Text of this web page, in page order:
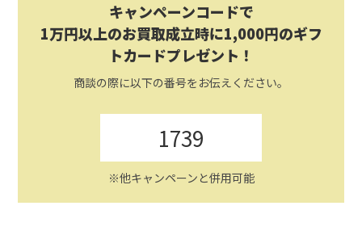
キャンペーンコードで
1万円以上のお買取成立時に1,000円のギフ
トカードプレゼント！
商談の際に以下の番号をお伝えください。
1739
※他キャンペーンと併用可能